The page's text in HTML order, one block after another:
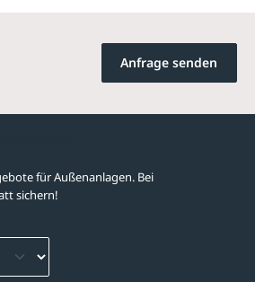
Anfrage senden
für Außenanlagen. Bei
sichern!